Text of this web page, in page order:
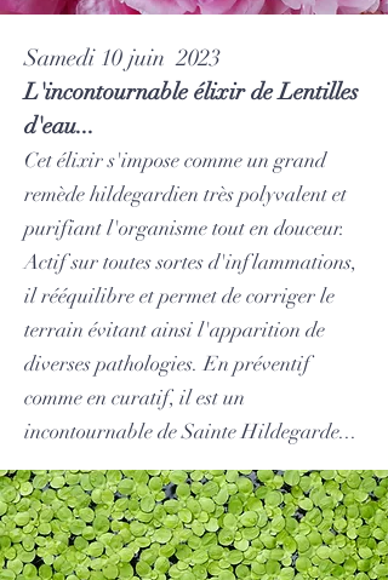
Samedi 10 juin 2023
L'incontournable élixir de Lentilles
d'eau...
Cet élixir s'impose comme un grand
remède hildegardien très polyvalent et
purifiant l'organisme tout en douceur.
Actif sur toutes sortes d'inflammations,
il rééquilibre et permet de corriger le
terrain évitant ainsi l'apparition de
diverses pathologies. En préventif
comme en curatif, il est un
incontournable de Sainte Hildegarde...